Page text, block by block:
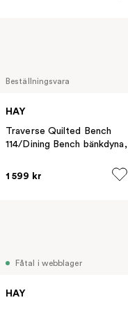
Beställningsvara
HAY
Traverse Quilted Bench
114/Dining Bench bänkdyna,
1 599 kr
Fåtal i webblager
HAY